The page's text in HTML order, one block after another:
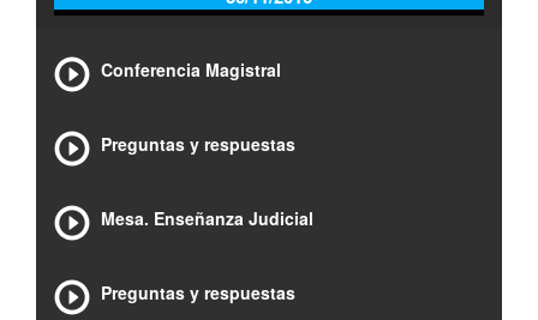
Conferencia Magistral
Preguntas y respuestas
Mesa. Enseñanza Judicial
Preguntas y respuestas